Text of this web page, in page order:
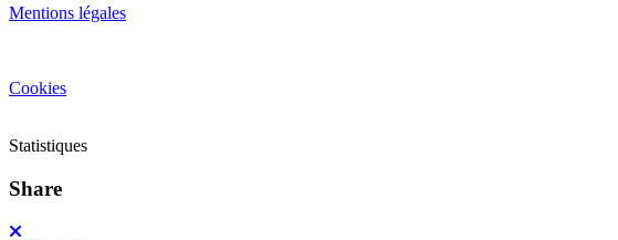
Mentions légales
Cookies
Statistiques
Share